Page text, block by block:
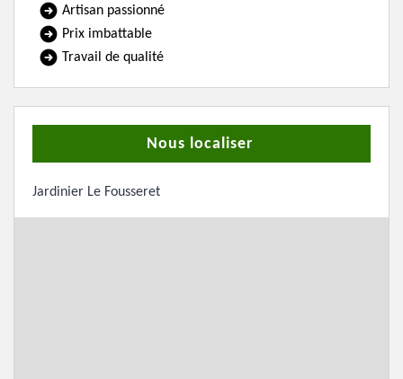
Artisan passionné
Prix imbattable
Travail de qualité
Nous localiser
Jardinier Le Fousseret